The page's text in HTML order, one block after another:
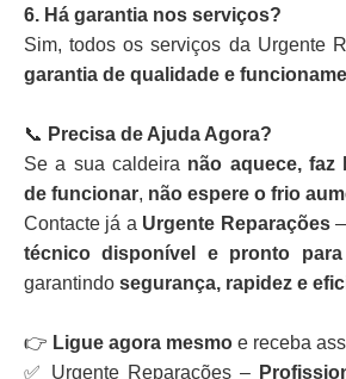
6. Há garantia nos serviços?
Sim, todos os serviços da Urgente
garantia de qualidade e
📞 Precisa de Ajuda Agora?
Se a sua caldeira não aquece, faz
de funcionar, não espere o frio
Contacte já a Urgente Reparações—
técnico disponível e pronto
garantindo segurança, rapidez e
👉 Ligue agora mesmo e receba
✅ Urgente Reparações –